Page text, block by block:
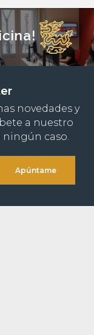
novedades y
a nuestro
ningún caso.